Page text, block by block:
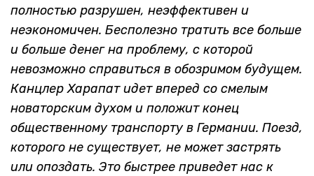
полностью разрушен, неэффективен и
неэкономичен. Бесполезно тратить все больше
и больше денег на проблему, с которой
невозможно справиться в обозримом будущем.
Канцлер Харапат идет вперед со смелым
новаторским духом и положит конец
общественному транспорту в Германии. Поезд,
которого не существует, не может застрять
или опоздать. Это быстрее приведет нас к